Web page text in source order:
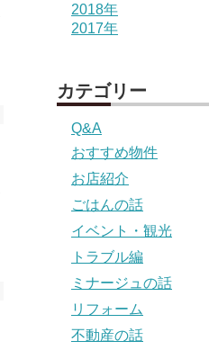
2018年
2017年
カテゴリー
Q&A
おすすめ物件
お店紹介
ごはんの話
イベント・観光
トラブル編
ミナージュの話
リフォーム
不動産の話